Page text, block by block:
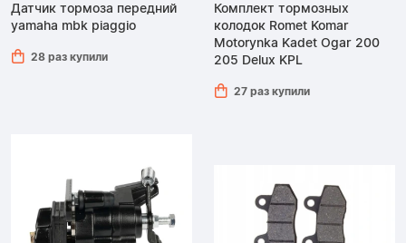
Датчик тормоза передний
yamaha mbk piaggio
28 раз купили
Комплект тормозных
колодок Romet Komar
Motorynka Kadet Ogar 200
205 Delux KPL
27 раз купили